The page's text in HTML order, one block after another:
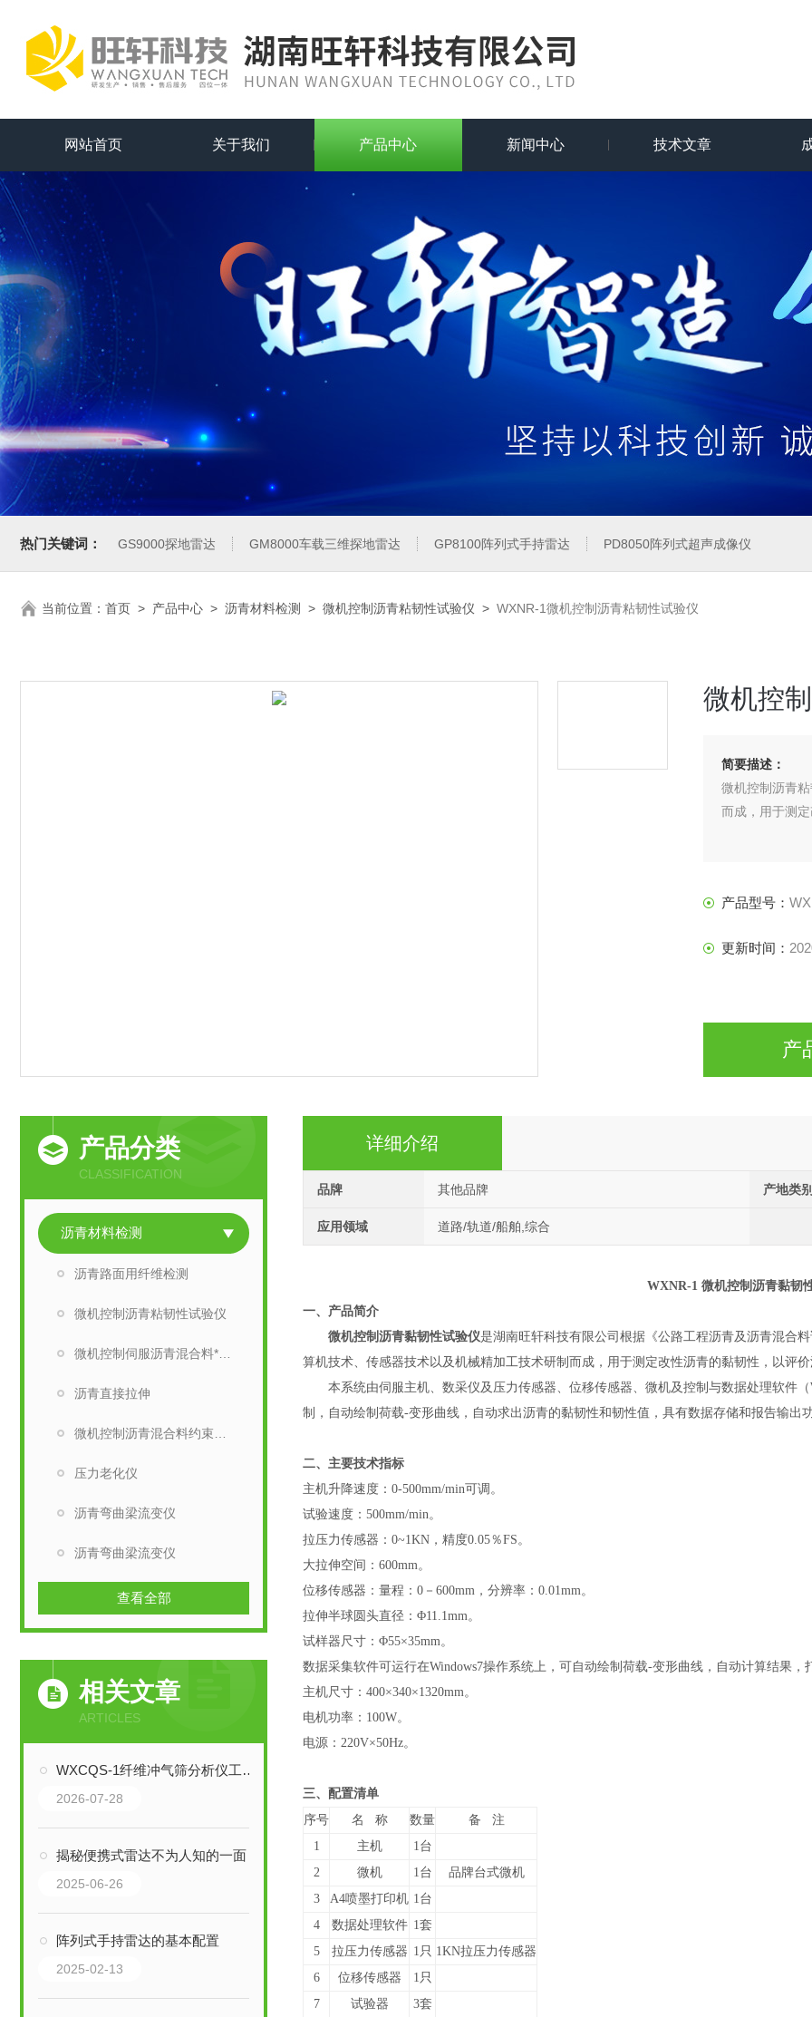
网站首页 关于我们 产品中心 新闻中心 技术文章
热门关键词： GS9000探地雷达 GM8000车载三维探地雷达 GP8100阵列式手持雷达 PD8050阵列式超声成像仪
当前位置： 首页 > 产品中心 > 沥青材料检测 > 微机控制沥青粘韧性试验仪 > WXNR-1微机控制沥青粘韧性试验仪
微机控
简要描述：
微机控制沥青
而成，用于测
产品型号：
更新时间：
产
产品分类
CLASSIFICATION
沥青材料检测
沥青路面用纤维检测
微机控制沥青粘韧性试验仪
沥青直接拉伸
压力老化仪
沥青弯曲梁流变仪
沥青弯曲梁流变仪
查看全部
相关文章
ARTICLES
WXCQS-1纤维冲气筛分析仪工作原理与日常保养
2026-07-28
揭秘便携式雷达不为人知的一面！
2025-06-26
阵列式手持雷达的基本配置
2025-02-13
详细介绍
品牌 其他品牌 产地类别
应用领域 道路/轨道/船舶,综合
WXNR-1 微机控制沥青黏韧
一、 产品简介
微机控制沥青黏韧性试验仪是湖南旺轩科技有限公司根据《公路工程沥青及沥青混合
算机技术、传感器技术以及机械精加工技术研制而成，用于测定改性沥青的黏韧性，以评价
本系统由伺服主机、数采仪及压力传感器、位移传感器、微机及控制与数据处理软件（
制，自动绘制荷载-变形曲线，自动求出沥青的黏韧性和韧性值，具有数据存储和报告输出
二、主要技术指标
主机升降速度：0-500mm/min可调 。
试验速度：500mm/min。
拉压力传感器：0~1KN ， 精度0.05％FS。
大拉伸空间：600mm。
位移传感器：量程：0－600mm ， 分辨率：0.01mm。
拉伸半球圆头直径：Φ11.1mm。
试样器尺寸：Φ55×35mm。
数据采集软件可运行在Windows7操作系统上，可自动绘制荷载-变形曲线，自动计算结果，
主机尺寸：400×340×1320mm。
电机功率：100W。
电源：220V×50Hz。
三、配置清单
序号
名 称 数量
备 注
1
主机
1台
2
微机 1台
品牌台式微机
3
A4喷墨打印机 1台
4
数据处理软件 1套
5
拉压力传感器 1只 1KN拉压力传感器
6
位移传感器
1只
7
试验器
3套